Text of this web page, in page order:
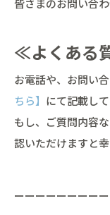
皆さまのお問い合
≪よくある
お電話や、お問い
ちら】 にて記載して
もし、ご質問内容
認いただけますと幸
ーーーーーーーー